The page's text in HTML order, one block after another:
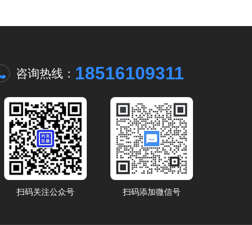
咨询热线： 18516109311
扫码关注公众号 扫码添加微信号